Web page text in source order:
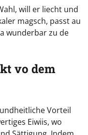
will er liecht und
magsch, passt au
wunderbar zu de
vo dem
Vorteil
Eiwiis, wo